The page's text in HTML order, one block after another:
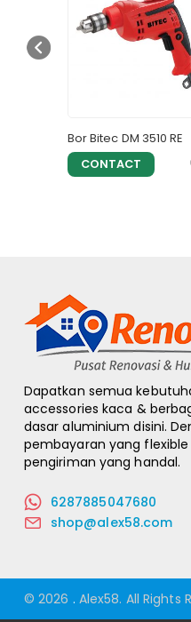
Bor Bitec DM 3510 RE
CONTACT
Dapatkan semua
accessories kaca &
dasar aluminium disini.
pembayaran yang
pengiriman yang handal.
6287885047680
shop@alex58.com
© 2026 . Alex58. All Rights